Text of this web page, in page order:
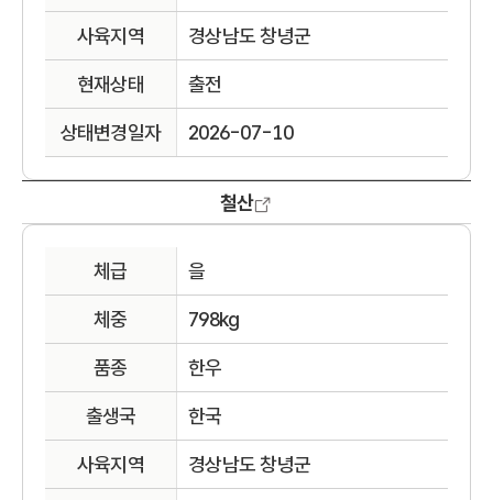
사육지역 경상남도 창녕군
현재상태 출전
상태변경일자 2026-07-10
철산
체급 을
체중 798kg
품종 한우
출생국 한국
사육지역 경상남도 창녕군